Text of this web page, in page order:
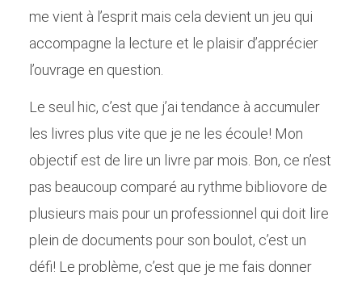
me vient à l’esprit mais cela devient un jeu qui
accompagne la lecture et le plaisir d’apprécier
l’ouvrage en question.
Le seul hic, c’est que j’ai tendance à accumuler
les livres plus vite que je ne les écoule! Mon
objectif est de lire un livre par mois. Bon, ce n’est
pas beaucoup comparé au rythme bibliovore de
plusieurs mais pour un professionnel qui doit lire
plein de documents pour son boulot, c’est un
défi! Le problème, c’est que je me fais donner